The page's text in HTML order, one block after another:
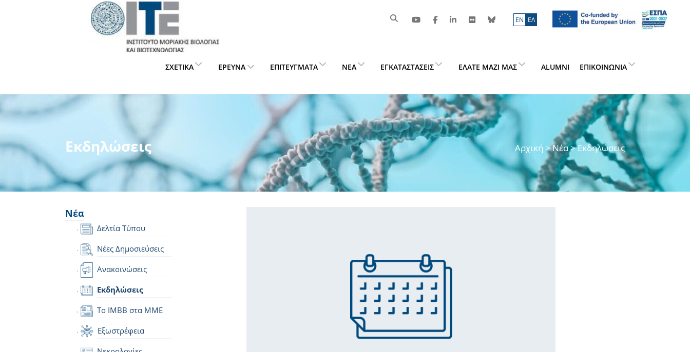
ΕN ΕΛ
ΣΧΕΤΙΚΆ ΈΡΕΥΝΑ ΕΠΙΤΕΎΓΜΑΤΑ ΝΈΑ ΕΓΚΑΤΑΣΤΆΣΕΙΣ ΕΛΆΤΕ ΜΑΖΊ ΜΑΣ ALUMNI ΕΠΙΚΟΙΝΩΝΊΑ
Εκδηλώσεις Αρχική >Νέα> Εκδηλώσεις
Νέα
Δελτία Τύπου
Νέες Δημοσιεύσεις
Ανακοινώσεις
Εκδηλώσεις
Το IMBB στα ΜΜΕ
Εξωστρέφεια